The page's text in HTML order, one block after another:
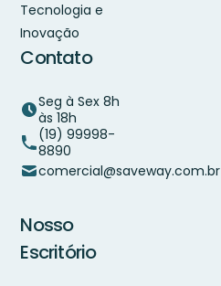
Tecnologia e
Inovação
Contato
Seg à Sex 8h
às 18h
(19) 99998-
8890
comercial@saveway.com.br
Nosso
Escritório